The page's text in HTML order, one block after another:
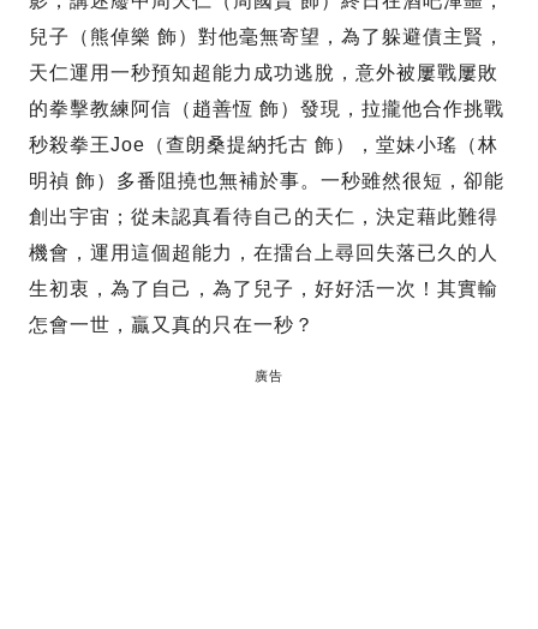
兒子（熊倬樂 飾）對他毫無寄望，為了躲避債主賢，
天仁運用一秒預知超能力成功逃脫，意外被屢戰屢敗
的拳擊教練阿信（趙善恆 飾）發現，拉攏他合作挑戰
秒殺拳王Joe（查朗桑提納托古 飾），堂妹小瑤（林
明禎 飾）多番阻撓也無補於事。一秒雖然很短，卻能
創出宇宙；從未認真看待自己的天仁，決定藉此難得
機會，運用這個超能力，在擂台上尋回失落已久的人
生初衷，為了自己，為了兒子，好好活一次！其實輸
怎會一世，贏又真的只在一秒？
廣告